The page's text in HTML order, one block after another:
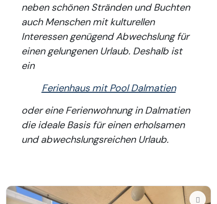
neben schönen Stränden und Buchten
auch Menschen mit kulturellen
Interessen genügend Abwechslung für
einen gelungenen Urlaub. Deshalb ist
ein
Ferienhaus mit Pool Dalmatien
oder eine Ferienwohnung in Dalmatien
die ideale Basis für einen erholsamen
und abwechslungsreichen Urlaub.